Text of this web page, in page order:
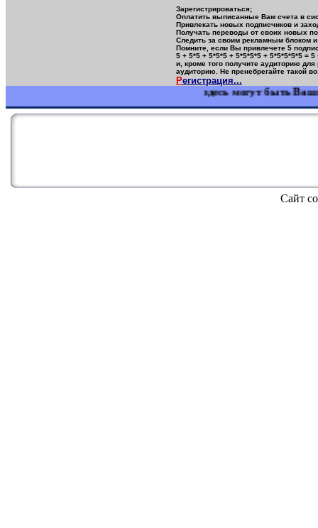
Зарегистрироваться;
Оплатить выписанные Вам счета в
Привлекать новых подписчиков и
Получать переводы от своих новых
Следить за своим рекламным блоком
Помните, если Вы привлечете 5
5 + 5*5 + 5*5*5 + 5*5*5*5 + 5*5*5*5*5 =
и, кроме того получите аудиторию
аудиторию. Не пренебрегайте такой
Регистрация...
здесь могут быть Ваши
Сайт